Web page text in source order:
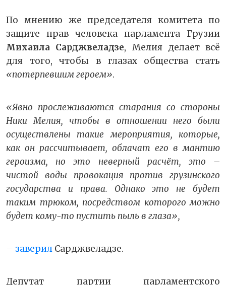
По мнению же председателя комитета по
защите прав человека парламента Грузии
Михаила Сарджвеладзе, Мелия делает всё
для того, чтобы в глазах общества стать
«потерпевшим героем».
«Явно прослеживаются старания со стороны
Ники Мелия, чтобы в отношении него были
осуществлены такие мероприятия, которые,
как он рассчитывает, облачат его в мантию
героизма, но это неверный расчёт, это –
чистой воды провокация против грузинского
государства и права. Однако это не будет
таким трюком, посредством которого можно
будет кому-то пустить пыль в глаза»,
– заверил Сарджвеладзе.
Депутат партии парламентского